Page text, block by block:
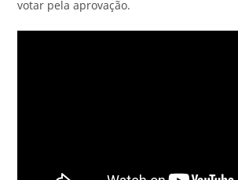
votar pela aprovação.